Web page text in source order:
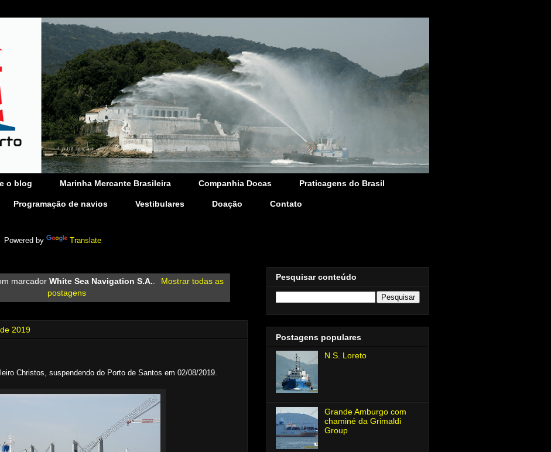
o blog Marinha Mercante Brasileira Companhia Docas Praticagens do Brasil
Programação de navios Vestibulares Doação Contato
Powered by Translate
marcadorWhite Sea Navigation S.A..
Mostrar todas as
postagens
2019
Christos, suspendendo do Porto de Santos em 02/08/2019.
Pesquisar conteúdo
Postagens populares
N.S. Loreto
Grande Amburgo com
chaminé da Grimaldi
Group